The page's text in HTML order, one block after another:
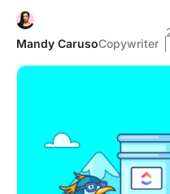
Mandy CarusoCopywriter